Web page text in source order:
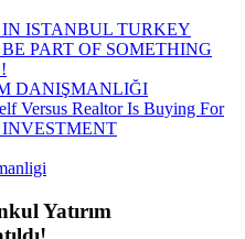
IN ISTANBUL TURKEY
PART OF SOMETHING
DANIŞMANLIĞI
Versus Realtor Is Buying For
INVESTMENT
Yatırım